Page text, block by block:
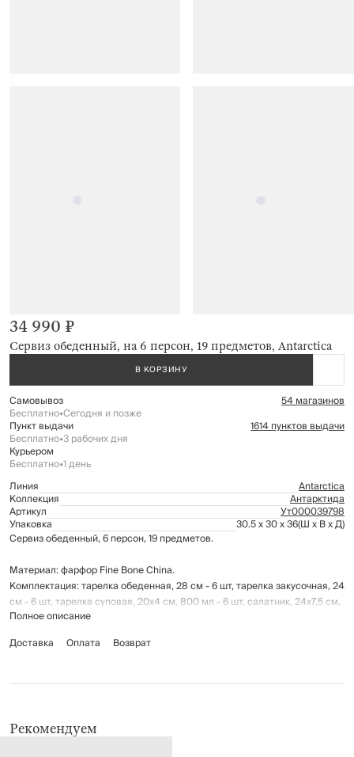
Сервиз обеденный, на 6 персон, 19 предметов, Antarctica
34 990 ₽
В КОРЗИНУ
Самовывоз 54 магазинов
Бесплатно•Сегодня и позже
Пункт выдачи 1614 пунктов выдачи
Бесплатно•3 рабочих дня
Курьером
Бесплатно•1 день
Линия
Antarctica
Коллекция Антарктида
Артикул Ут000039798
Упаковка 30.5 x 30 x 36(Ш x В x Д)
Сервиз обеденный, 6 персон, 19 предметов.
Материал: фарфор Fine Bone China.
Комплектация: тарелка обеденная, 28 см - 6 шт, тарелка закусочная, 24
см - 6 шт, тарелка суповая, 20x4 см, 800 мл - 6 шт, салатник, 24х7,5 см,
2,1 л - 1 шт.
Подходит для использования в микроволновой печи.
Не использовать для ухода абразивные чистящие средства и жесткие
режиме.
Полное описание
Доставка
Оплата Возврат
Рекомендуем